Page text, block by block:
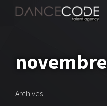
Archives